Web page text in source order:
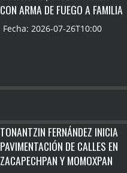
CON ARMA DE FUEGO A FAMILIA
Fecha: 2026-07-26T10:00
TONANTZIN FERNÁNDEZ INICIA
PAVIMENTACIÓN DE CALLES EN
ZACAPECHPAN Y MOMOXPAN